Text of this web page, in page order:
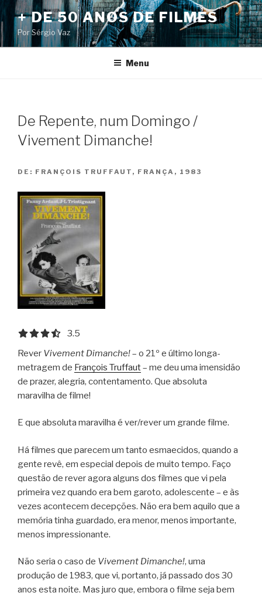
Pular
para
o
conteúdo
+ DE 50 ANOS DE FILMES
Por Sérgio Vaz
Menu
De Repente, num Domingo /
Vivement Dimanche!
DE: FRANÇOIS TRUFFAUT, FRANÇA, 1983
3.5 out of 5.0 stars
3.5
Rever Vivement Dimanche!– o 21º e último longa-
metragem de François Truffaut– me deu uma imensidão
de prazer, alegria, contentamento. Que absoluta
maravilha de filme!
E que absoluta maravilha é ver/rever um grande filme.
Há filmes que parecem um tanto esmaecidos, quando a
gente revê, em especial depois de muito tempo. Faço
questão de rever agora alguns dos filmes que vi pela
primeira vez quando era bem garoto, adolescente – e às
vezes acontecem decepções. Não era bem aquilo que a
memória tinha guardado, era menor, menos importante,
menos impressionante.
Não seria o caso de Vivement Dimanche!, uma
produção de 1983, que vi, portanto, já passado dos 30
anos esta noite. Mas juro que, embora o filme seja bem